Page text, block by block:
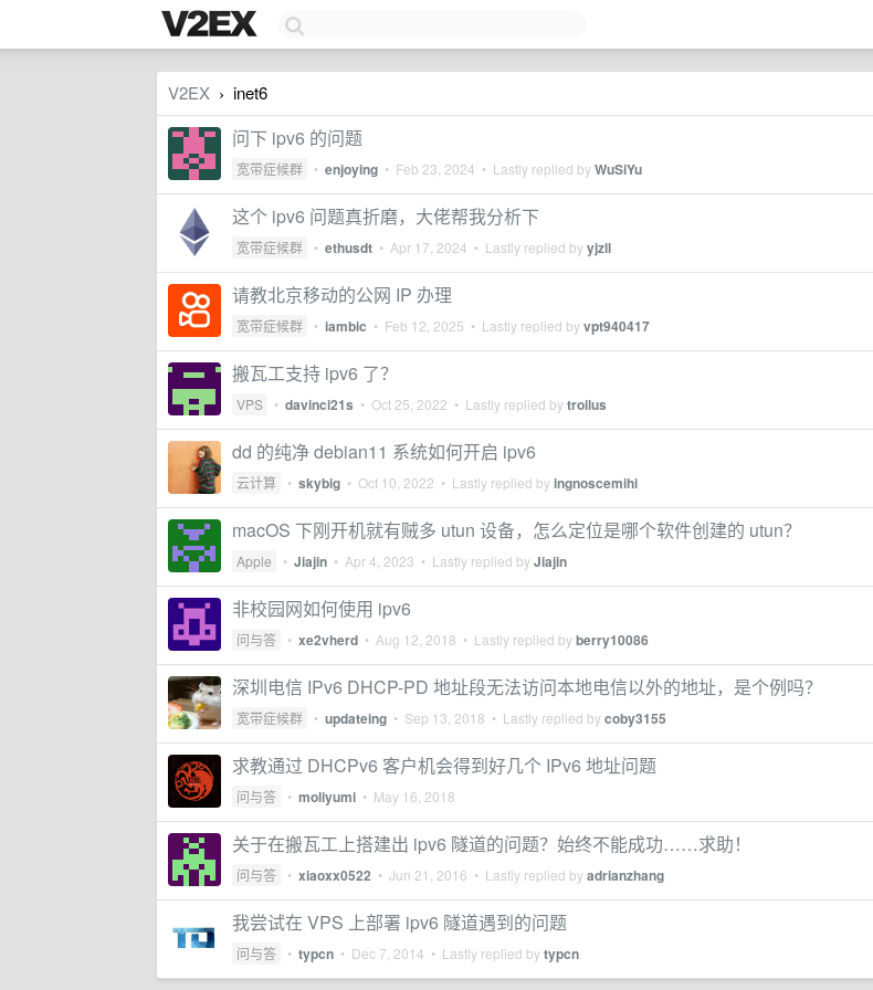
V2EX › inet6
问下 ipv6 的问题
宽带症候群 • enjoying • Feb 23, 2024 • Lastly replied byWuSiYu
这个 ipv6 问题真折磨，大佬帮我分析下
宽带症候群 • ethusdt • Apr 17, 2024 • Lastly replied byyjzll
请教北京移动的公网 IP 办理
宽带症候群 • iambic • Feb 12, 2025 • Lastly replied byvpt940417
搬瓦工支持 ipv6 了？
VPS • davinci21s • Oct 25, 2022 • Lastly replied bytroilus
dd 的纯净 debian11 系统如何开启 ipv6
云计算 • skybig • Oct 10, 2022 • Lastly replied byingnoscemihi
macOS 下刚开机就有贼多 utun 设备，怎么定位是哪个软件创建的 utun？
Apple • Jiajin • Apr 4, 2023 • Lastly replied byJiajin
非校园网如何使用 ipv6
问与答 • xe2vherd • Aug 12, 2018 • Lastly replied byberry10086
深圳电信 IPv6 DHCP-PD 地址段无法访问本地电信以外的地址，是个例吗？
宽带症候群 • updateing • Sep 13, 2018 • Lastly replied bycoby3155
求教通过 DHCPv6 客户机会得到好几个 IPv6 地址问题
问与答 • moliyumi • May 16, 2018
关于在搬瓦工上搭建出 ipv6 隧道的问题？始终不能成功……求助！
问与答 • xiaoxx0522 • Jun 21, 2016 • Lastly replied byadrianzhang
我尝试在 VPS 上部署 ipv6 隧道遇到的问题
问与答 • typcn • Dec 7, 2014 • Lastly replied bytypcn